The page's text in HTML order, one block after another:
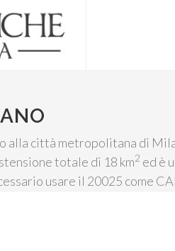
alla città metropolitana di
totale di 18 km2 ed è
usare il 20025 come